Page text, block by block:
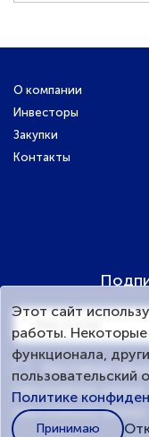
О компании
Инвесторы
Закупки
Контакты
Настоящим
персональных данных,
персональных данных
Этот сайт
работы.
функционала,
пользовательский
Политике
Принимаю